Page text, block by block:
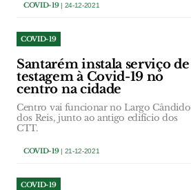
COVID-19| 24-12-2021
COVID-19
Santarém instala serviço de
testagem à Covid-19 no
centro na cidade
Centro vai funcionar no Largo Cândido
dos Reis, junto ao antigo edifício dos
CTT.
COVID-19| 21-12-2021
COVID-19